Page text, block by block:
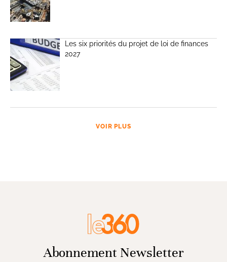
Les six priorités du projet de loi de finances
2027
VOIR PLUS
Abonnement Newsletter